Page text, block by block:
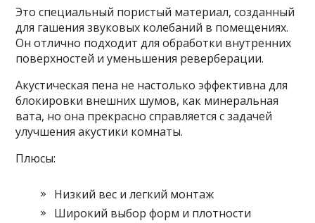
Это специальный пористый материал, созданный
для гашения звуковых колебаний в помещениях.
Он отлично подходит для обработки внутренних
поверхностей и уменьшения реверберации.
Акустическая пена не настолько эффективна для
блокировки внешних шумов, как минеральная
вата, но она прекрасно справляется с задачей
улучшения акустики комнаты.
Плюсы:
Низкий вес и легкий монтаж
Широкий выбор форм и плотности